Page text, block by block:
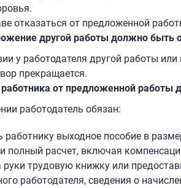
отказаться от предложенной
другой работы должно быть
у работодателя другой работы
прекращается.
от предложенной
работодатель обязан:
работнику выходное пособие в
полный расчет, включая
трудовую книжку или
работодателя, сведения о